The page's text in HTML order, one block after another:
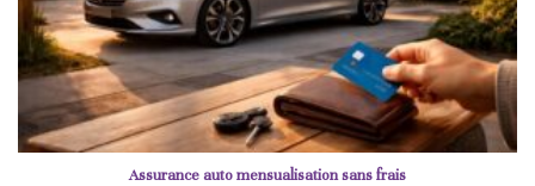
Assurance auto mensualisation sans frais